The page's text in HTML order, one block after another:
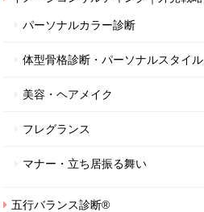
パーソナルカラー診断
体型骨格診断・パーソナルスタイル
美容・ヘアメイク
フレグランス
マナー・立ち居振る舞い
五行バランス診断®